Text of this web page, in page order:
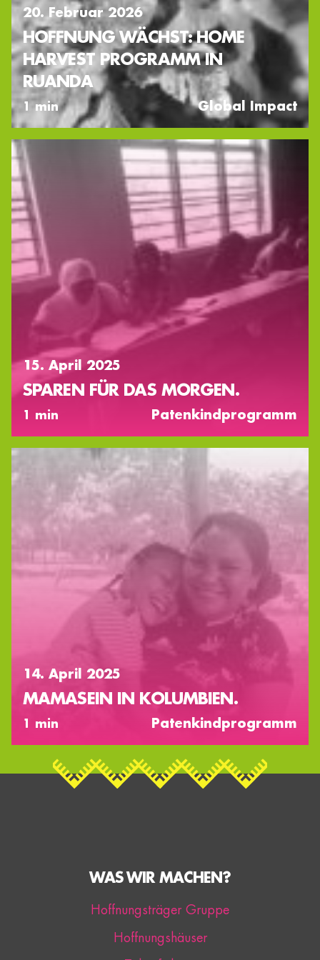
20. Februar 2026
HOFFNUNG WÄCHST: HOME
HARVEST PROGRAMM IN
RUANDA
1 min Global Impact
15. April 2025
SPAREN FÜR DAS MORGEN.
1 min Patenkindprogramm
14. April 2025
MAMASEIN IN KOLUMBIEN.
1 min Patenkindprogramm
WAS WIR MACHEN?
Hoffnungsträger Gruppe
Hoffnungshäuser